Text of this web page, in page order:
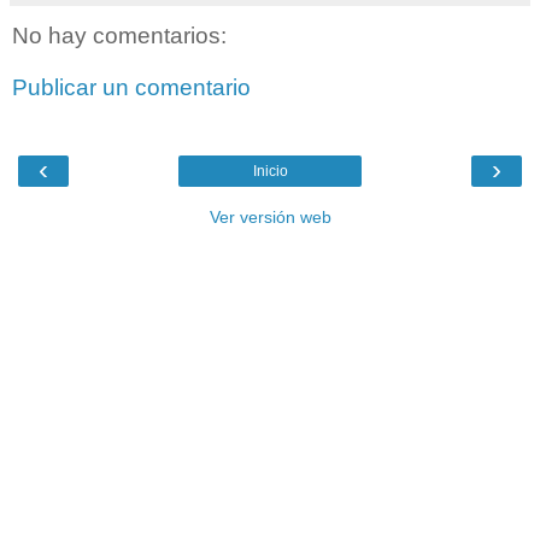
No hay comentarios:
Publicar un comentario
‹ ›
Inicio
Ver versión web